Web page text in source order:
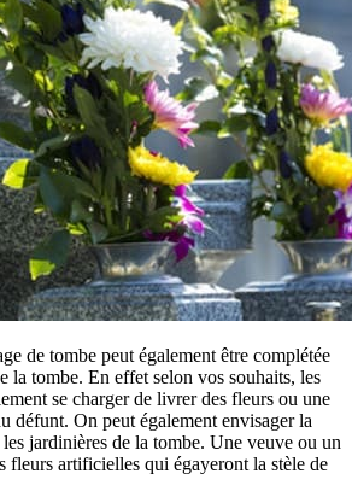
de tombe peut également être complétée
la tombe. En effet selon vos souhaits, les
se charger de livrer des fleurs ou une
défunt. On peut également envisager la
jardinières de la tombe. Une veuve ou un
fleurs artificielles qui égayeront la stèle de